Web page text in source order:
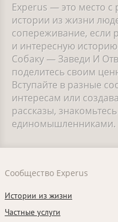
Experus — это место с
истории из жизни
сопереживание, если
и интересную
Собаку — Заведи И
поделитесь своим
Вступайте в разные
интересам или
рассказы,
единомышленниками.
Сообщество Experus
Истории из жизни
Частные услуги